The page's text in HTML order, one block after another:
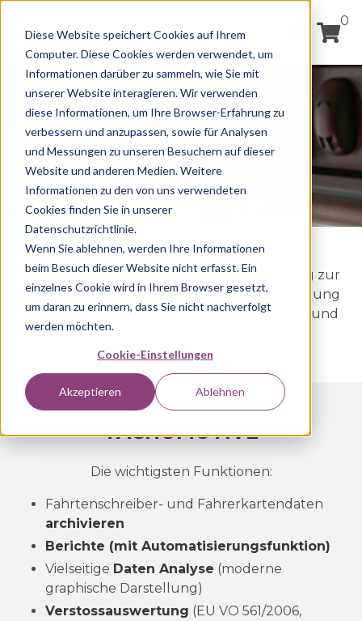
Diese Website speichert Cookies auf Ihrem
Computer. Diese Cookies werden verwendet, um
Informationen darüber zu sammeln, wie Sie mit
unserer Website interagieren. Wir verwenden
diese Informationen, um Ihre Browser-Erfahrung zu
verbessern und anzupassen, sowie für Analysen
und Messungen zu unseren Besuchern auf dieser
Website und anderen Medien. Weitere
Informationen zu den von uns verwendeten
Cookies finden Sie in unserer
Datenschutzrichtlinie.
Wenn Sie ablehnen, werden Ihre Informationen
beim Besuch dieser Website nicht erfasst. Ein
einzelnes Cookie wird in Ihrem Browser gesetzt,
um daran zu erinnern, dass Sie nicht nachverfolgt
werden möchten.
Cookie-Einstellungen
Akzeptieren Ablehnen
0
TACHOMOTIVE
Software zur Archivierung und
Auswertung von digitalen
Tachographendaten
Tachomotive ist eine internetbasierte Lösung zur
rechtskonformen Archivierung und Auswertung
der Daten aus dem digitalen Tachographen und
TACHOMOTIVE
Die wichtigsten Funktionen:
Fahrtenschreiber- und Fahrerkartendaten
archivieren
Berichte (mit Automatisierungsfunktion)
Vielseitige Daten Analyse (moderne
graphische Darstellung)
Verstossauswertung (EU VO 561/2006,